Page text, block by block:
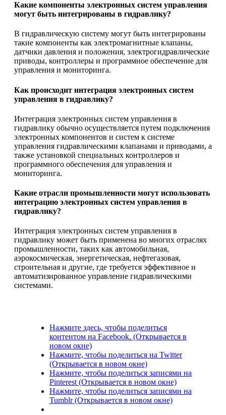
Какие компоненты электронных систем управления
могут быть интегрированы в гидравлику?
В гидравлическую систему могут быть интегрированы
такие компоненты как электромагнитные клапаны,
датчики давления и положения, электрогидравлические
приводы, контроллеры и программное обеспечение для
управления и мониторинга.
Как происходит интеграция электронных систем
управления в гидравлику?
Интеграция электронных систем управления в
гидравлику обычно осуществляется путем подключения
электронных компонентов и систем к системе
управления гидравлическими клапанами и приводами, а
также установкой специальных контроллеров и
программного обеспечения для управления и
мониторинга.
Какие отрасли промышленности могут использовать
интеграцию электронных систем управления в
гидравлику?
Интеграция электронных систем управления в
гидравлику может быть применена во многих отраслях
промышленности, таких как автомобильная,
аэрокосмическая, энергетическая, нефтегазовая,
строительная и другие, где требуется эффективное и
автоматизированное управление гидравлическими
системами.
Нажмите здесь, чтобы поделиться
контентом на Facebook. (Открывается в
новом окне)
Нажмите, чтобы поделиться на Twitter
(Открывается в новом окне)
Нажмите, чтобы поделиться записями на
Pinterest (Открывается в новом окне)
Нажмите, чтобы поделиться записями на
Tumblr (Открывается в новом окне)